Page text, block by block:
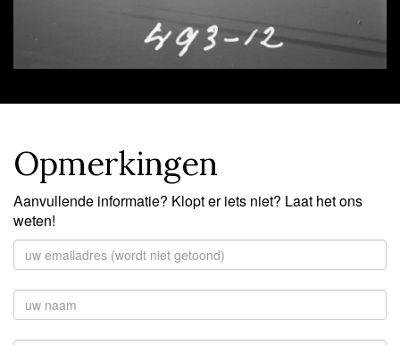
Opmerkingen
Aanvullende informatie? Klopt er iets niet? Laat het ons
weten!